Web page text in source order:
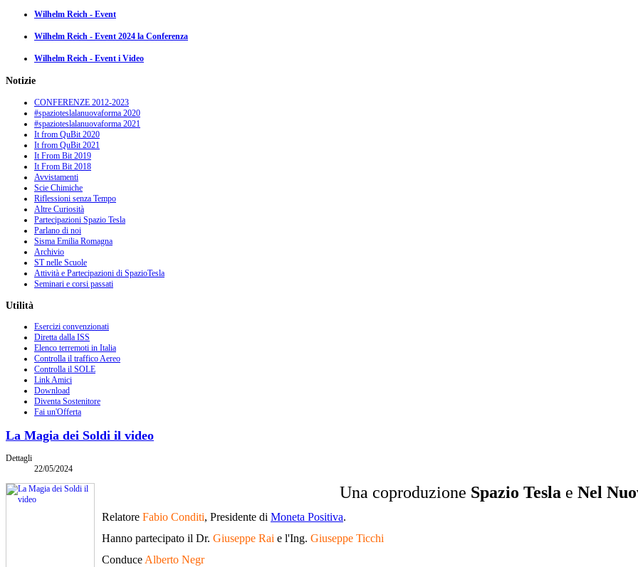
Wilhelm Reich - Event
Wilhelm Reich - Event 2024 la Conferenza
Wilhelm Reich - Event i Video
Notizie
CONFERENZE 2012-2023
#spazioteslalanuovaforma 2020
#spazioteslalanuovaforma 2021
It from QuBit 2020
It from QuBit 2021
It From Bit 2019
It From Bit 2018
Avvistamenti
Scie Chimiche
Riflessioni senza Tempo
Altre Curiosità
Partecipazioni Spazio Tesla
Parlano di noi
Sisma Emilia Romagna
Archivio
ST nelle Scuole
Attività e Partecipazioni di SpazioTesla
Seminari e corsi passati
Utilità
Esercizi convenzionati
Diretta dalla ISS
Elenco terremoti in Italia
Controlla il traffico Aereo
Controlla il SOLE
Link Amici
Download
Diventa Sostenitore
Fai un'Offerta
La Magia dei Soldi il video
Dettagli
22/05/2024
Una coproduzione Spazio Teslae Nel
Relatore Fabio Conditi, Presidente di Moneta Positiva.
Hanno partecipato il Dr. Giuseppe Rai e l'Ing. Giuseppe Ticchi
ConduceAlberto Negr